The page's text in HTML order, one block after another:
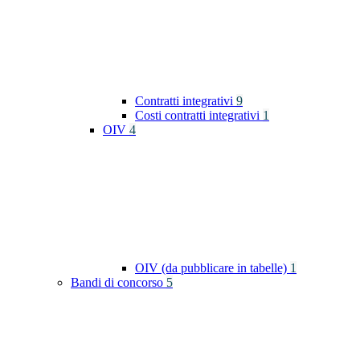
Contratti integrativi 9
Costi contratti integrativi 1
OIV 4
OIV (da pubblicare in tabelle) 1
Bandi di concorso 5